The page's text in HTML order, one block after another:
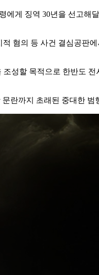
게 징역 30년을 선고해
혐의 등 사건 결심공판
성할 목적으로 한반도
란까지 초래된 중대한 범